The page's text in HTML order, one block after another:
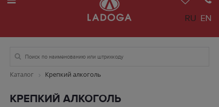
RU EN
Каталог Крепкий алкоголь
КРЕПКИЙ АЛКОГОЛЬ